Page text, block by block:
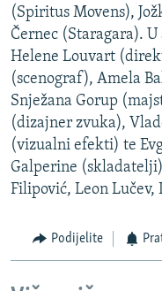
(Spiritus Movens),
Černec (Staragara).
Helene Louvart
(scenograf), Amela
Snježana Gorup
(dizajner zvuka),
(vizualni efekti) te
Galperine
Filipović, Leon Lučev,
Podijelite